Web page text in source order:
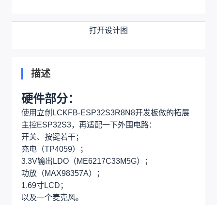
打开设计图
描述
硬件部分：
使用立创LCKFB-ESP32S3R8N8开发板做的拓展
主控ESP32S3，再适配一下外围电路：
开关、按键若干；
充电（TP4059）；
3.3V输出LDO（ME6217C33M5G）；
功放（MAX98357A）；
1.69寸LCD；
以及一个麦克风。